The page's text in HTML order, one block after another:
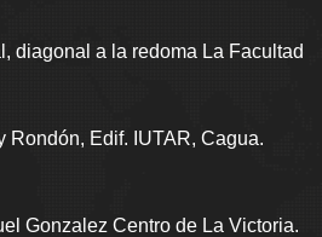
diagonal a la redoma La Facultad
Rondón, Edif. IUTAR, Cagua.
Gonzalez Centro de La Victoria.